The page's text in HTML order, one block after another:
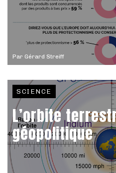
Par Gérard Streiff
SCIENCE
L’orbite
géopolitique